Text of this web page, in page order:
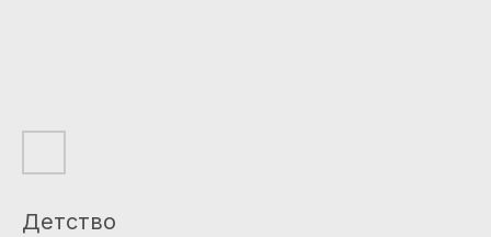
Детство